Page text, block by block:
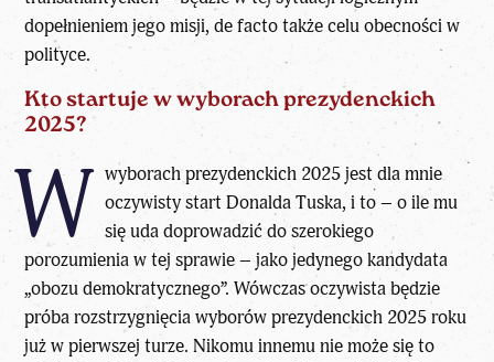
dopełnieniem jego misji, de facto także celu obecności w
polityce.
Kto startuje w wyborach prezydenckich
2025?
W wyborach prezydenckich 2025 jest dla mnie
oczywisty start Donalda Tuska, i to – o ile mu
się uda doprowadzić do szerokiego
porozumienia w tej sprawie – jako jedynego kandydata
„obozu demokratycznego”. Wówczas oczywista będzie
próba rozstrzygnięcia wyborów prezydenckich 2025 roku
już w pierwszej turze. Nikomu innemu nie może się to